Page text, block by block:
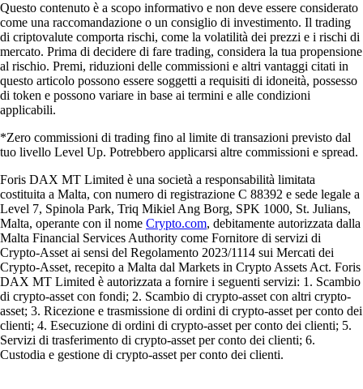
Questo contenuto è a scopo informativo e non deve essere considerato
come una raccomandazione o un consiglio di investimento. Il trading
di criptovalute comporta rischi, come la volatilità dei prezzi e i rischi di
mercato. Prima di decidere di fare trading, considera la tua propensione
al rischio. Premi, riduzioni delle commissioni e altri vantaggi citati in
questo articolo possono essere soggetti a requisiti di idoneità, possesso
di token e possono variare in base ai termini e alle condizioni
applicabili.
*Zero commissioni di trading fino al limite di transazioni previsto dal
tuo livello Level Up. Potrebbero applicarsi altre commissioni e spread.
Foris DAX MT Limited è una società a responsabilità limitata
costituita a Malta, con numero di registrazione C 88392 e sede legale a
Level 7, Spinola Park, Triq Mikiel Ang Borg, SPK 1000, St. Julians,
Malta, operante con il nome Crypto.com, debitamente autorizzata dalla
Malta Financial Services Authority come Fornitore di servizi di
Crypto-Asset ai sensi del Regolamento 2023/1114 sui Mercati dei
Crypto-Asset, recepito a Malta dal Markets in Crypto Assets Act. Foris
DAX MT Limited è autorizzata a fornire i seguenti servizi: 1. Scambio
di crypto-asset con fondi; 2. Scambio di crypto-asset con altri crypto-
asset; 3. Ricezione e trasmissione di ordini di crypto-asset per conto dei
clienti; 4. Esecuzione di ordini di crypto-asset per conto dei clienti; 5.
Servizi di trasferimento di crypto-asset per conto dei clienti; 6.
Custodia e gestione di crypto-asset per conto dei clienti.